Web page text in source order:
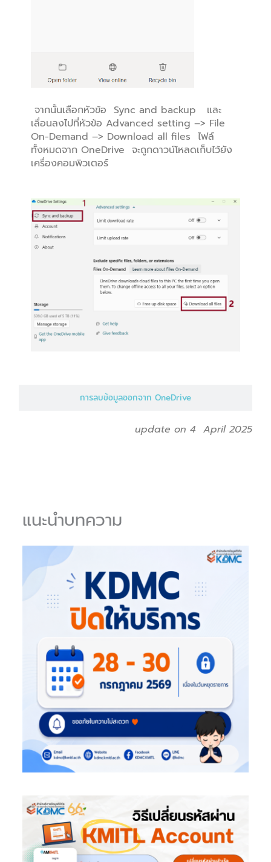
การลบข้อมูลออกจาก OneDrive
จากนั้นเลือกหัวข้อ Sync and backup และ
เลื่อนลงไปที่หัวข้อ Advanced setting –> File
On-Demand –> Download all files ไฟล์
ทั้งหมดจาก OneDrive จะถูกดาวน์โหลดเก็บไว้ยัง
เครื่องคอมพิวเตอร์
update on 4 April 2025
แนะนำบทความ